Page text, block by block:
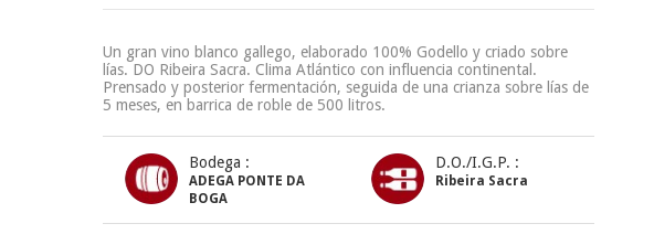
Un gran vino blanco gallego, elaborado 100% Godello y criado sobre
lías. DO Ribeira Sacra. Clima Atlántico con influencia continental.
Prensado y posterior fermentación, seguida de una crianza sobre lías de
5 meses, en barrica de roble de 500 litros.
Bodega :
ADEGA PONTE DA
BOGA
D.O./I.G.P. :
Ribeira Sacra